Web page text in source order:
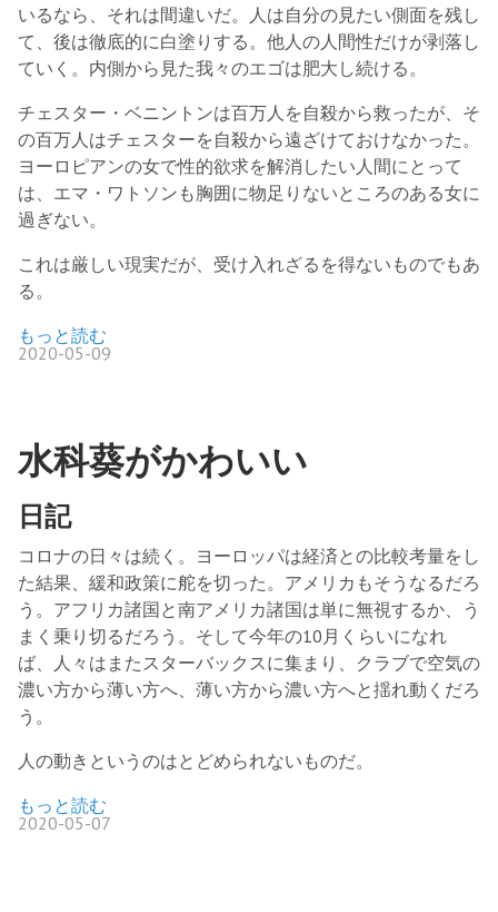
いるなら、それは間違いだ。人は自分の見たい側面を残し
て、後は徹底的に白塗りする。他人の人間性だけが剥落し
ていく。内側から見た我々のエゴは肥大し続ける。
チェスター・ベニントンは百万人を自殺から救ったが、そ
の百万人はチェスターを自殺から遠ざけておけなかった。
ヨーロピアンの女で性的欲求を解消したい人間にとって
は、エマ・ワトソンも胸囲に物足りないところのある女に
過ぎない。
これは厳しい現実だが、受け入れざるを得ないものでもあ
る。
もっと読む
2020-05-09
水科葵がかわいい
日記
コロナの日々は続く。ヨーロッパは経済との比較考量をし
た結果、緩和政策に舵を切った。アメリカもそうなるだろ
う。アフリカ諸国と南アメリカ諸国は単に無視するか、う
まく乗り切るだろう。そして今年の10月くらいになれ
ば、人々はまたスターバックスに集まり、クラブで空気の
濃い方から薄い方へ、薄い方から濃い方へと揺れ動くだろ
う。
人の動きというのはとどめられないものだ。
もっと読む
2020-05-07